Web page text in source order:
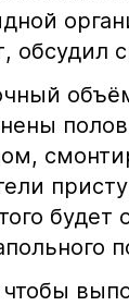
обсудил
будет